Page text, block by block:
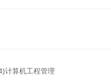
计算机工程管理